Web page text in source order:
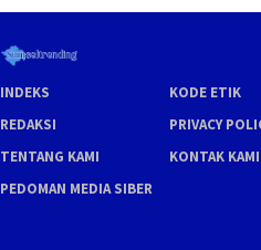
INDEKS KODE ETIK
REDAKSI
PRIVACY
TENTANG KAMI
KONTAK KAMI
PEDOMAN MEDIA SIBER